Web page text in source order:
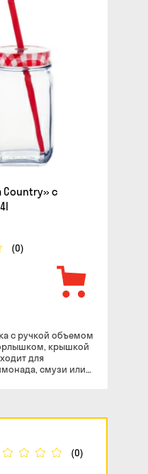
Country» с
(0)
с ручкой объемом
крышкой
смузи или
(0)